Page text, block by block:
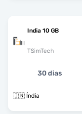
India 10 GB
TSimTech
30 dias
🇮🇳 Índia